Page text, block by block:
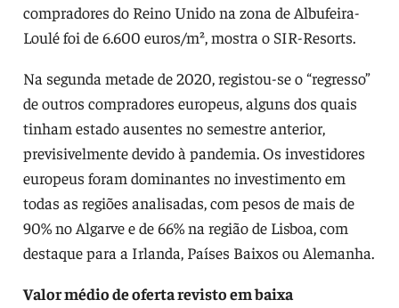
compradores do Reino Unido na zona de Albufeira-
Loulé foi de 6.600 euros/m², mostra o SIR-Resorts.
Na segunda metade de 2020, registou-se o “regresso”
de outros compradores europeus, alguns dos quais
tinham estado ausentes no semestre anterior,
previsivelmente devido à pandemia. Os investidores
europeus foram dominantes no investimento em
todas as regiões analisadas, com pesos de mais de
90% no Algarve e de 66% na região de Lisboa, com
destaque para a Irlanda, Países Baixos ou Alemanha.
Valor médio de oferta revisto em baixa